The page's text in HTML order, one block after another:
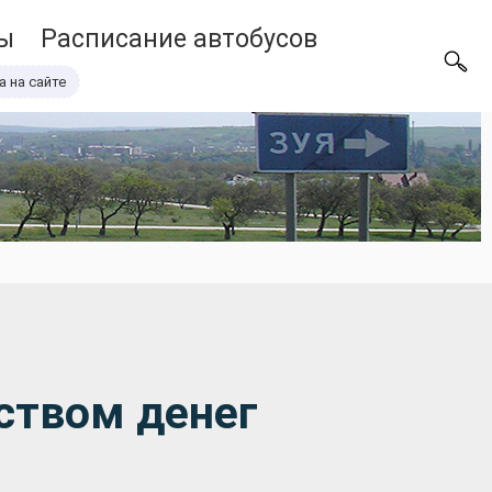
Расписание автобусов
на сайте
денег